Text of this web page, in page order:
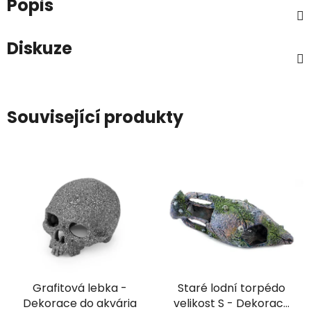
Popis
Diskuze
Související produkty
Grafitová lebka -
Dekorace do akvária
Staré lodní torpédo
velikost S - Dekorace